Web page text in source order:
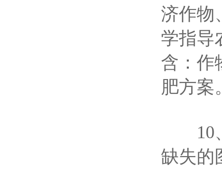
济作物
学指导
含：作
肥方案
10、
缺失的